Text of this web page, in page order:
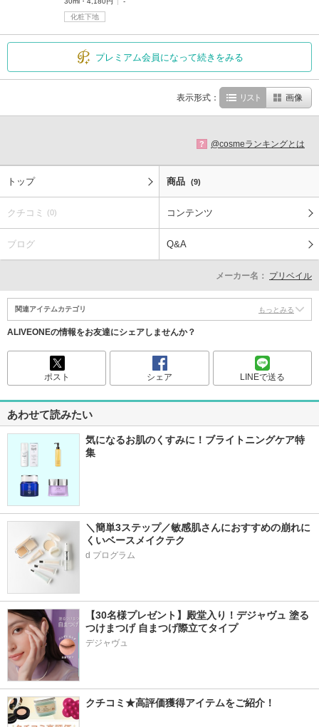
化粧下地
プレミアム会員になって続きをみる
表示形式： リスト 画像
? @cosmeランキングとは
トップ 商品 (9)
クチコミ (0) コンテンツ
ブログ Q&A
メーカー名： プリベイル
関連アイテムカテゴリ もっとみる
ALIVEONEの情報をお友達にシェアしませんか？
ポスト シェア LINEで送る
あわせて読みたい
気になるお肌のくすみに！ブライトニングケア特
集
＼簡単3ステップ／敏感肌さんにおすすめの崩れに
くいベースメイクテク
d プログラム
【30名様プレゼント】殿堂入り！デジャヴュ 塗る
つけまつげ 自まつげ際立てタイプ
デジャヴュ
クチコミ★高評価獲得アイテムをご紹介！